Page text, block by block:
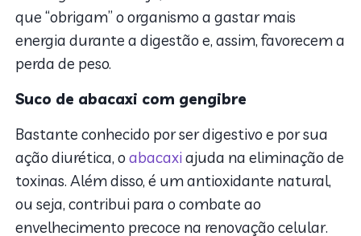
que “obrigam” o organismo a gastar mais
energia durante a digestão e, assim, favorecem a
perda de peso.
Suco de abacaxi com gengibre
Bastante conhecido por ser digestivo e por sua
ação diurética, oabacaxiajuda na eliminação de
toxinas. Além disso, é um antioxidante natural,
ou seja, contribui para o combate ao
envelhecimento precoce na renovação celular.